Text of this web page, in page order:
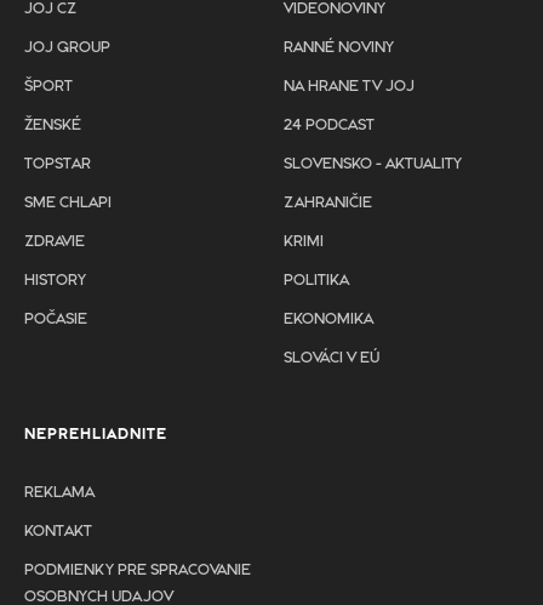
JOJ CZ
JOJ GROUP
ŠPORT
ŽENSKÉ
TOPSTAR
SME CHLAPI
ZDRAVIE
HISTORY
POČASIE
VIDEONOVINY
RANNÉ NOVINY
NA HRANE TV JOJ
24 PODCAST
SLOVENSKO - AKTUALITY
ZAHRANIČIE
KRIMI
POLITIKA
EKONOMIKA
SLOVÁCI V EÚ
NEPREHLIADNITE
REKLAMA
KONTAKT
PODMIENKY PRE SPRACOVANIE
OSOBNYCH UDAJOV